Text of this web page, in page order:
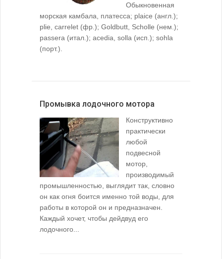
Обыкновенная
морская камбала, платесса; plaice (англ.);
plie, carrelet (фр.); Goldbutt, Scholle (нем.);
passera (итал.); acedia, solla (исп.); sohla
(порт.).
Промывка лодочного мотора
Конструктивно
практически
любой
подвесной
мотор,
производимый
промышленностью, выглядит так, словно
он как огня боится именно той воды, для
работы в которой он и предназначен.
Каждый хочет, чтобы дейдвуд его
лодочного...